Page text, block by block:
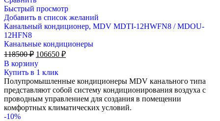
Быстрый просмотр
Добавить в список желаний
Канальный кондиционер, MDV MDTI-12HWFN8 / MDOU-
12HFN8
Канальные кондиционеры
118500₽ Первоначальная
цена
составляла
118500 ₽.
106650 ₽Текущая
В корзину
Купить в 1 клик
Полупромышленные кондиционеры MDV канального типа
представляют собой систему кондиционирования воздуха с
проводным управлением для создания в помещении
комфортных климатических условий.
-10%